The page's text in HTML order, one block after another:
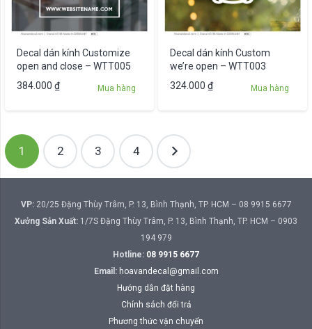
Decal dán kính Customize
open and close – WTT005
384.000 ₫ Mua hàng
Decal dán kính Custom
we’re open – WTT003
324.000 ₫ Mua hàng
Phân
trang
bài
viết
1 2 3 4
VP:20/25 Đặng Thùy Trâm, P. 13, Bình Thạnh, TP. HCM – 08 9915 6677
Xưởng Sản Xuất: 1/7S Đặng Thùy Trâm, P. 13, Bình Thạnh, TP. HCM – 0903
194 979
Hotline: 08 9915 6677
Email: hoavandecal@gmail.com
Hướng dẫn đặt hàng
Chính sách đổi trả
Phương thức vận chuyển